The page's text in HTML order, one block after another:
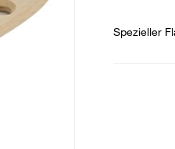
Spezieller